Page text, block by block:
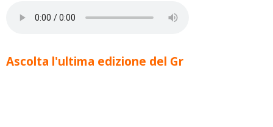
Ascolta l'ultima edizione del Gr